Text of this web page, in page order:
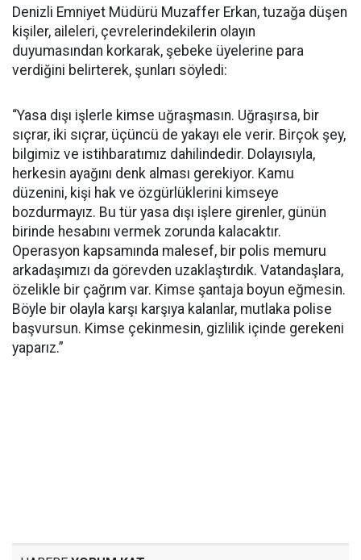
Denizli Emniyet Müdürü Muzaffer Erkan, tuzağa düşen
kişiler, aileleri, çevrelerindekilerin olayın
duyumasından korkarak, şebeke üyelerine para
verdiğini belirterek, şunları söyledi:
“Yasa dışı işlerle kimse uğraşmasın. Uğraşırsa, bir
sıçrar, iki sıçrar, üçüncü de yakayı ele verir. Birçok şey,
bilgimiz ve istihbaratımız dahilindedir. Dolayısıyla,
herkesin ayağını denk alması gerekiyor. Kamu
düzenini, kişi hak ve özgürlüklerini kimseye
bozdurmayız. Bu tür yasa dışı işlere girenler, günün
birinde hesabını vermek zorunda kalacaktır.
Operasyon kapsamında malesef, bir polis memuru
arkadaşımızı da görevden uzaklaştırdık. Vatandaşlara,
özelikle bir çağrım var. Kimse şantaja boyun eğmesin.
Böyle bir olayla karşı karşıya kalanlar, mutlaka polise
başvursun. Kimse çekinmesin, gizlilik içinde gerekeni
yaparız.”